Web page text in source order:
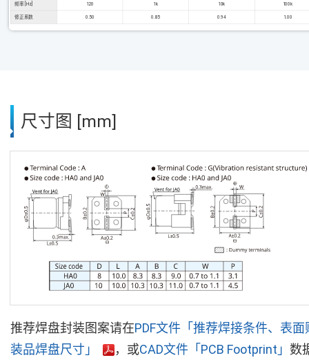
频率 [Hz] 120 1k 10k 100k
修正系数 0.50 0.85 0.94 1.00
尺寸图 [mm]
推荐焊盘封装图案请在PDF文件「推荐焊接条件、表面
装品焊盘尺寸」
，或CAD文件「PCB Footprint」 数